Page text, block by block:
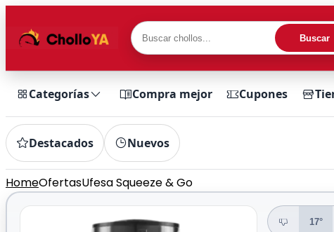
Buscar
Categorías Compra mejor Cupones
Destacados Nuevos
HomeOfertasUfesa Squeeze & Go
17°